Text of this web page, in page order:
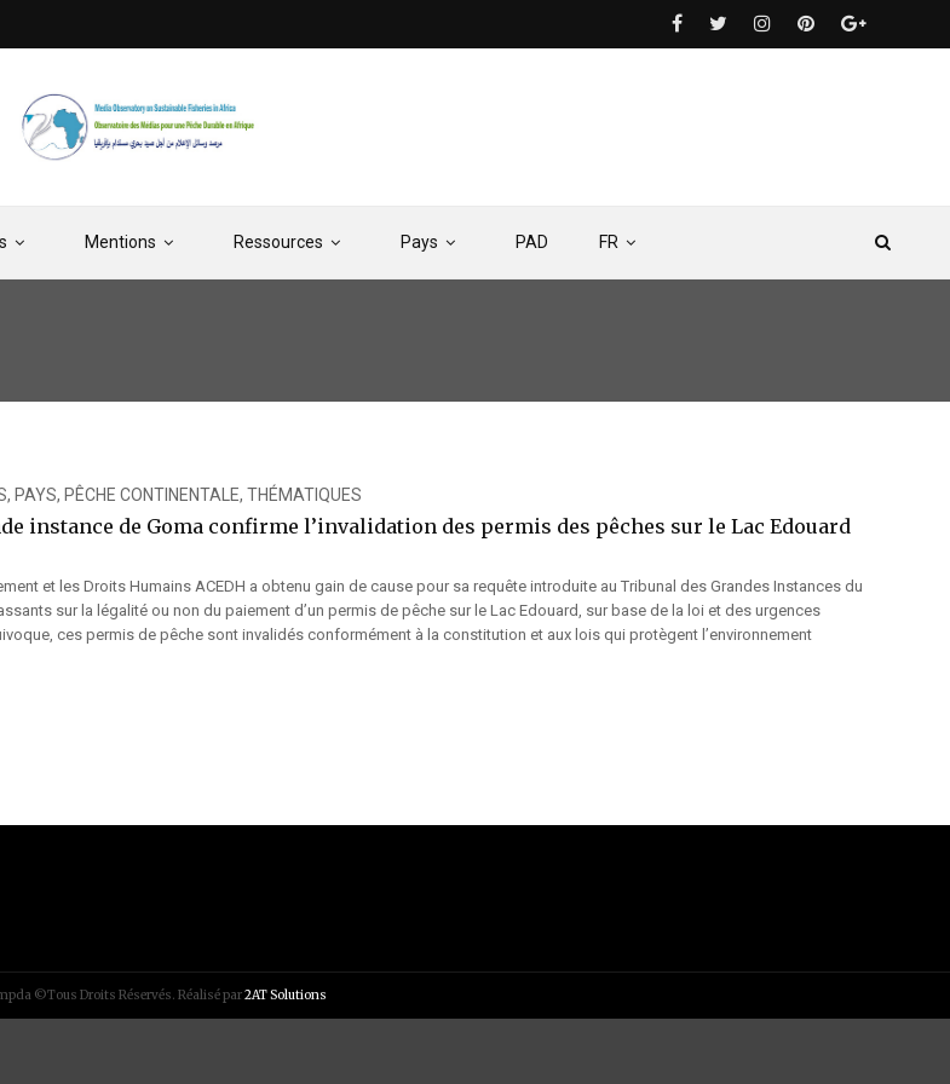
Mentions Ressources Pays PAD FR
, PAYS, PÊCHE CONTINENTALE, THÉMATIQUES
instance de Goma confirme l’invalidation des permis des pêches sur le Lac Edouard
et les Droits Humains ACEDH a obtenu gain de cause pour sa requête introduite au Tribunal des Grandes Instances du
sur la légalité ou non du paiement d’un permis de pêche sur le Lac Edouard, sur base de la loi et des urgences
ces permis de pêche sont invalidés conformément à la constitution et aux lois qui protègent l’environnement
©Tous Droits Réservés. Réalisé par2AT Solutions